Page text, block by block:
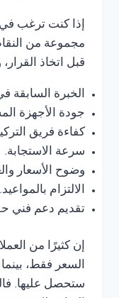
إذا كنت ترغب في
مجموعة من
قبل اتخاذ
الخبرة السابقة
جودة الأجهزة
كفاءة فريق
سرعة الاستجابة.
وضوح الأسعار
الالتزام بالمواعيد.
تقديم دعم فني
إن كثيرًا من
السعر فقط، بينما
ستحصل عليها.